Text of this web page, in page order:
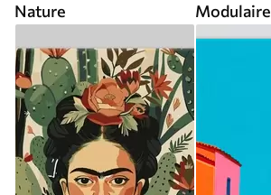
Nature Modulaire